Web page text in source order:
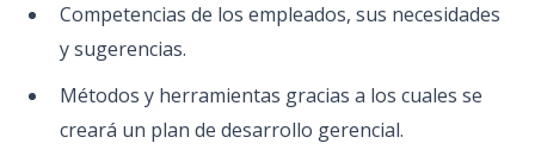
Competencias de los empleados, sus necesidades
y sugerencias.
Métodos y herramientas gracias a los cuales se
creará un plan de desarrollo gerencial.